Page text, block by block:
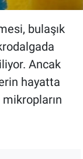
bulaşık
Ancak
hayatta